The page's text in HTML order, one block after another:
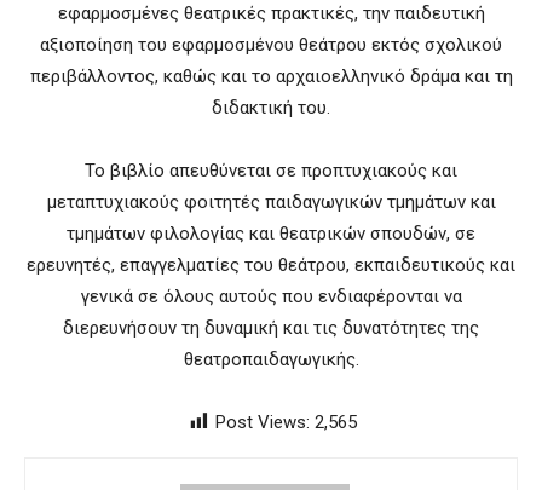
εφαρμοσμένες θεατρικές πρακτικές, την παιδευτική
αξιοποίηση του εφαρμοσμένου θεάτρου εκτός σχολικού
περιβάλλοντος, καθώς και το αρχαιοελληνικό δράμα και τη
διδακτική του.
Το βιβλίο απευθύνεται σε προπτυχιακούς και
μεταπτυχιακούς φοιτητές παιδαγωγικών τμημάτων και
τμημάτων φιλολογίας και θεατρικών σπουδών, σε
ερευνητές, επαγγελματίες του θεάτρου, εκπαιδευτικούς και
γενικά σε όλους αυτούς που ενδιαφέρονται να
διερευνήσουν τη δυναμική και τις δυνατότητες της
θεατροπαιδαγωγικής.
Post Views: 2,565